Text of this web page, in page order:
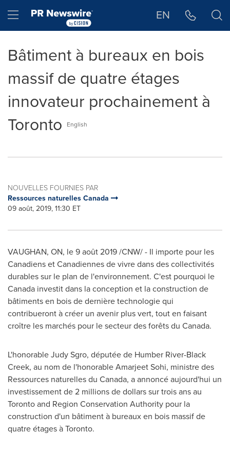
Hamburger menu EN
Bâtiment à bureaux en bois
massif de quatre étages
innovateur prochainement à
Toronto
English
NOUVELLES FOURNIES PAR
Ressources naturelles Canada
09 août, 2019, 11:30 ET
VAUGHAN, ON, le 9 août 2019 /CNW/ - Il importe pour les
Canadiens et Canadiennes de vivre dans des collectivités
durables sur le plan de l'environnement. C'est pourquoi le
Canada investit dans la conception et la construction de
bâtiments en bois de dernière technologie qui
contribueront à créer un avenir plus vert, tout en faisant
croître les marchés pour le secteur des forêts du Canada.
L'honorableJudy Sgro, députée de Humber River-Black
Creek, au nom de l'honorableAmarjeet Sohi, ministre des
Ressources naturelles du Canada, a annoncé aujourd'hui un
investissement de 2 millions de dollars sur trois ans au
Torontoand Region Conservation Authority pour la
construction d'un bâtiment à bureaux en bois massif de
quatre étages àToronto.